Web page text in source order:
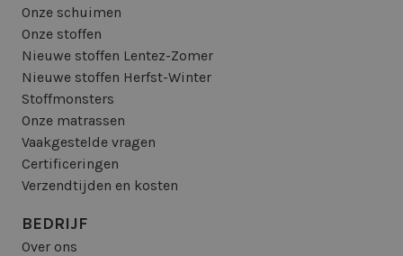
Onze schuimen
Onze stoffen
Nieuwe stoffen Lentez-Zomer
Nieuwe stoffen Herfst-Winter
Stoffmonsters
Onze matrassen
Vaakgestelde vragen
Certificeringen
Verzendtijden en kosten
BEDRIJF
Over ons